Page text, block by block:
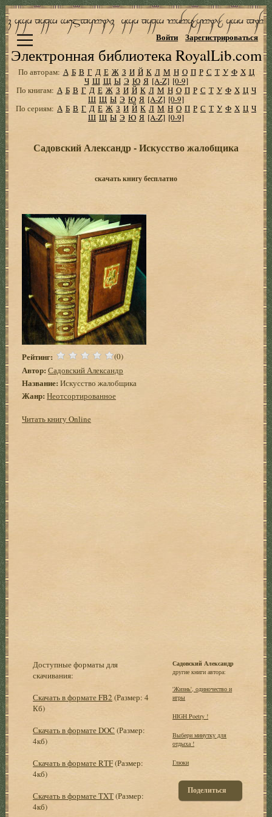
Электронная библиотека RoyalLib.com
Войти Зарегистрироваться
По авторам: А Б В Г Д Е Ж З И Й К Л М Н О П Р С Т У Ф Х Ц
Ч Ш Щ Ы Э Ю Я [A-Z] [0-9]
По книгам: А Б В Г Д Е Ж З И Й К Л М Н О П Р С Т У Ф Х Ц Ч
Ш Щ Ы Э Ю Я [A-Z] [0-9]
По сериям: А Б В Г Д Е Ж З И Й К Л М Н О П Р С Т У Ф Х Ц Ч
Ш Щ Ы Э Ю Я [A-Z] [0-9]
Садовский Александр - Искусство жалобщика
скачать книгу бесплатно
Рейтинг: (0)
Автор: Садовский Александр
Название: Искусство жалобщика
Жанр: Неотсортированное
Читать книгу Online
Доступные форматы для
скачивания:
Скачать в формате FB2 (Размер: 4
Кб)
Скачать в формате DOC (Размер:
4кб)
Скачать в формате RTF(Размер:
4кб)
Скачать в формате TXT(Размер:
4кб)
Садовский Александр
другие книги автора:
'Жизнь', одиночество и
игры
HIGH Poetry !
Выбеpи минутку для
отдыха !
Глюки
Поделиться